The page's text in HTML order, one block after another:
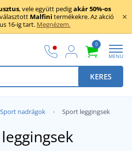
, vele együtt pedigakár 50%-os
Malfini termékekre. Az akció
16-ig tart. Megnézem.
0
MENU
KERES
Sport nadrágok Sport leggingsek